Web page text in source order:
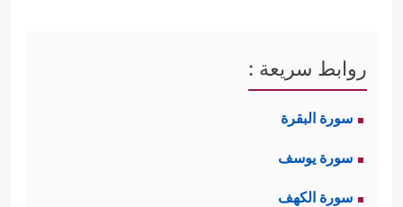
روابط سريعة :
سورة البقرة
سورة يوسف
سورة الكهف